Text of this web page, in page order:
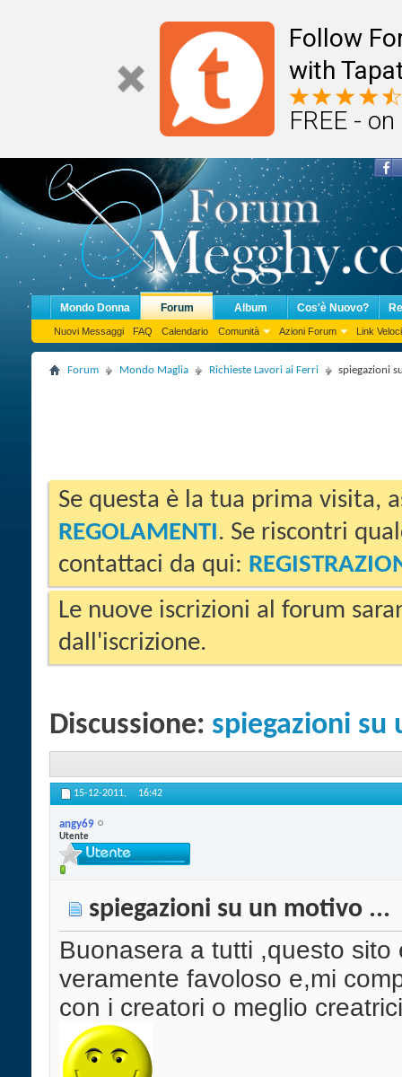
Follow
with
FREE -
Mondo Donna Forum
Nuovi Messaggi FAQ Calendario Comunità Azioni Forum Link Veloci
Album Cos'è Nuovo?
Forum Mondo Maglia Richieste Lavori ai Ferri spiegazioni
Se questa è la tua prima visita,
REGOLAMENTI. Se riscontri
contattaci da qui:
Le nuove iscrizioni al forum
dall'iscrizione.
Discussione: spiegazioni su
15-12-2011, 16:42
angy69
Utente
spiegazioni su un motivo ...
Buonasera a tutti ,questo sito
veramente favoloso e,mi
con i creatori o meglio creatrici